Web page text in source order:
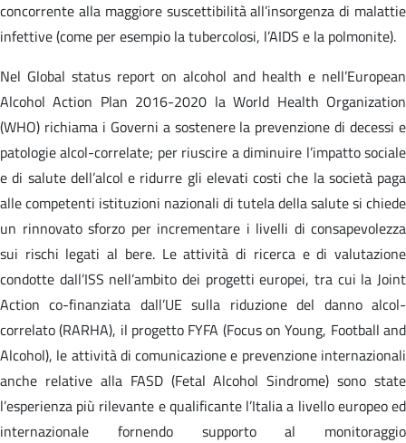
concorrente alla maggiore suscettibilità all’insorgenza di malattie
infettive (come per esempio la tubercolosi, l’AIDS e la polmonite).
Nel Global status report on alcohol and health e nell’European
Alcohol Action Plan 2016-2020 la World Health Organization
(WHO) richiama i Governi a sostenere la prevenzione di decessi e
patologie alcol-correlate; per riuscire a diminuire l’impatto sociale
e di salute dell’alcol e ridurre gli elevati costi che la società paga
alle competenti istituzioni nazionali di tutela della salute si chiede
un rinnovato sforzo per incrementare i livelli di consapevolezza
sui rischi legati al bere. Le attività di ricerca e di valutazione
condotte dall’ISS nell’ambito dei progetti europei, tra cui la Joint
Action co-finanziata dall’UE sulla riduzione del danno alcol-
correlato (RARHA), il progetto FYFA (Focus on Young, Football and
Alcohol), le attività di comunicazione e prevenzione internazionali
anche relative alla FASD (Fetal Alcohol Sindrome) sono state
l’esperienza più rilevante e qualificante l’Italia a livello europeo ed
internazionale fornendo supporto al monitoraggio